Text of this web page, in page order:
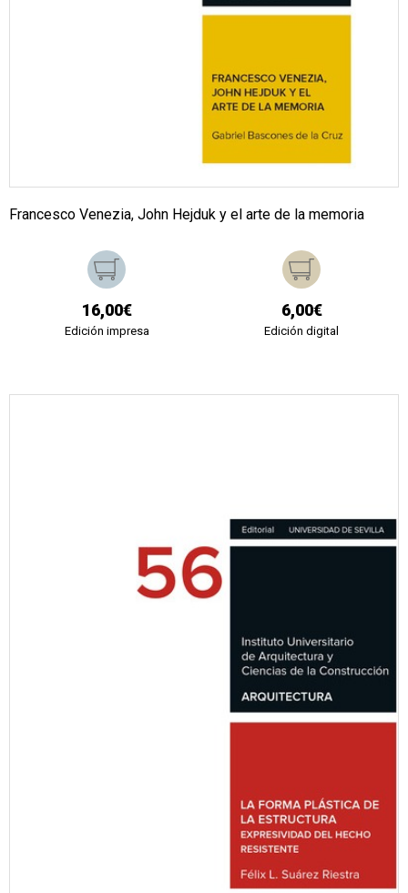
Francesco Venezia, John Hejduk y el arte de la memoria
16,00€
Edición impresa
6,00€
Edición digital